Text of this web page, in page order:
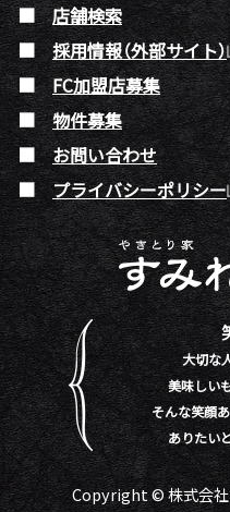
店舗検索
採用情報（外部サイト）
FC加盟店募集
物件募集
お問い合わせ
プライバシーポリシー
大切な
美味しい
そんな笑顔
ありたい
Copyright © 株式会